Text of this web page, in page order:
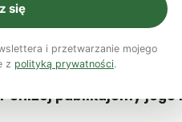
w miejscowości
społeczne
Przewodniczący
publikujemy jego
się
i przetwarzanie mojego
z polityką prywatności.